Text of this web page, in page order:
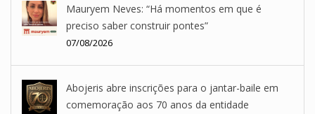
Mauryem Neves: “Há momentos em que é
preciso saber construir pontes”
07/08/2026
Abojeris abre inscrições para o jantar-baile em
comemoração aos 70 anos da entidade